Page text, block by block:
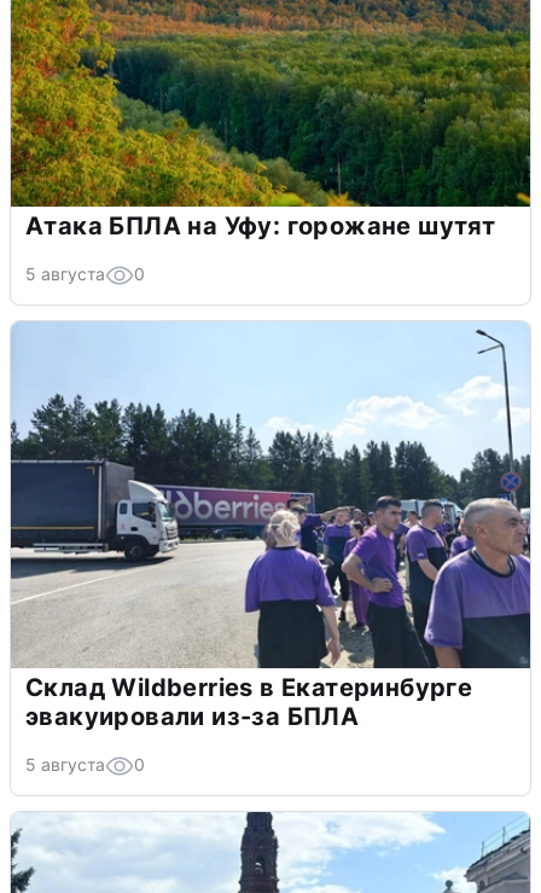
Атака БПЛА на Уфу: горожане шутят
5 августа 0
Склад Wildberries в Екатеринбурге
эвакуировали из-за БПЛА
5 августа 0